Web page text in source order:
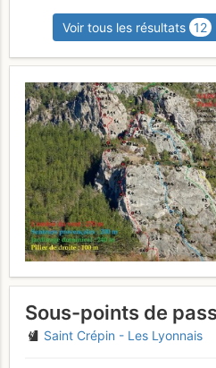
Voir tous les résultats 12
Sous-points de
Saint Crépin - Les Lyonnais